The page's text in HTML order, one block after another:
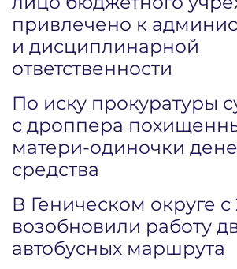
привлечено к
и дисциплинарной
ответственности
По иску прокуратуры
с дроппера
матери-одиночки
средства
В Геническом округе
возобновили работу
автобусных маршрута